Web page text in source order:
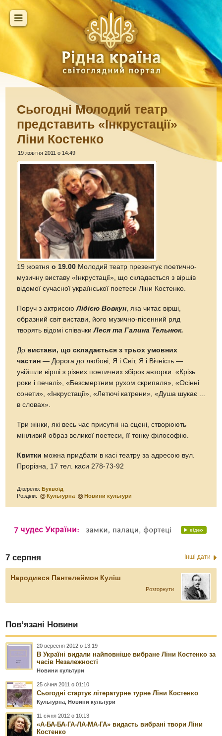
Сьогодні Молодий театр
представить «Інкрустації»
Ліни Костенко
19 жовтня 2011 о 14:49
19 жовтняо 19.00 Молодий театр презентує поетично-
музичну виставу «Інкрустації», що складається з віршів
відомої сучасної української поетеси Ліни Костенко.
Поруч з актрисою Лідією Вовкун , яка читає вірші,
образний світ вистави, його музично-пісенний ряд
творять відомі співачки Леся та Галина Тельнюк.
До вистави, що складається з трьох умовних
частин — Дорога до любові, Я і Світ, Я і Вічність —
увійшли вірші з різних поетичних збірок авторки: «Крізь
роки і печалі», «Безсмертним рухом скрипаля», «Осінні
сонети», «Інкрустації», «Летючі катрени», «Душа шукає ...
в словах».
Три жінки, які весь час присутні на сцені, створюють
мінливий образ великої поетеси, її тонку філософію.
Квитки можна придбати в касі театру за адресою вул.
Прорізна, 17 тел. каси 278-73-92
Джерело:Буквоїд
Розділи:
Культурна Новини культури
7 серпня Інші дати
Народився Пантелеймон Куліш
Розгорнути
Пов’язані Новини
20 вересня 2012 о 13:19
В Україні видали найповніше вибране Ліни Костенко за
часів Незалежності
Новини культури
25 січня 2011 о 01:10
Сьогодні стартує літературне турне Ліни Костенко
Культурна ,Новини культури
11 січня 2012 о 10:13
«А-БА-БА-ГА-ЛА-МА-ГА» видасть вибрані твори Ліни
Костенко